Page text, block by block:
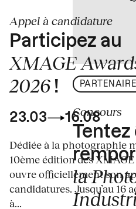
Appel à candidature
Participez au
XMAGE
2026 !
23.03 16.08
Dédiée à la photographie
10ème édition des
ouvre officiellement son
candidatures. Jusqu’au 16
à...
PARTENAIRE
Concours
Tentez
la